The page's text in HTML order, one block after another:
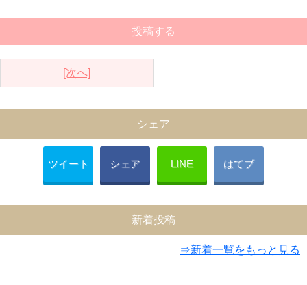
投稿する
[次へ]
シェア
ツイート シェア LINE はてブ
新着投稿
⇒新着一覧をもっと見る